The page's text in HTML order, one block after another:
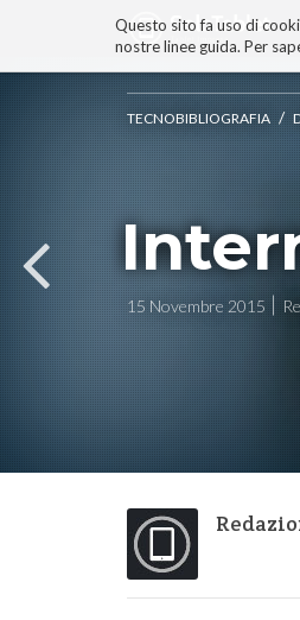
Questo sito fa uso di
nostre linee guida. Per
ai
contenuti.
|
Salta
alla
navigazione
TECNOBIBLIOGRAFIA /
15 Novembre 2015